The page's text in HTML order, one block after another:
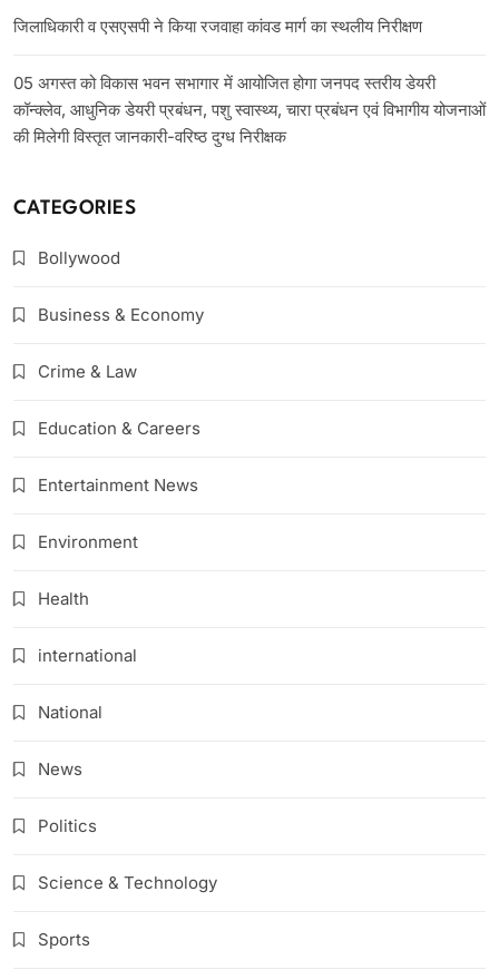
जिलाधिकारी व एसएसपी ने किया रजवाहा कांवड मार्ग का स्थलीय निरीक्षण
05 अगस्त को विकास भवन सभागार में आयोजित होगा जनपद स्तरीय डेयरी
कॉन्क्लेव, आधुनिक डेयरी प्रबंधन, पशु स्वास्थ्य, चारा प्रबंधन एवं विभागीय योजनाओं
की मिलेगी विस्तृत जानकारी-वरिष्ठ दुग्ध निरीक्षक
CATEGORIES
Bollywood
Business & Economy
Crime & Law
Education & Careers
Entertainment News
Environment
Health
international
National
News
Politics
Science & Technology
Sports